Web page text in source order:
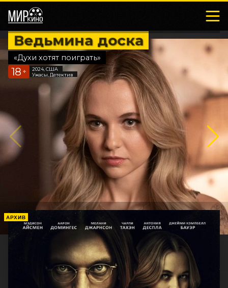
Ведьмина доска
«Духи хотят поиграть»
18 +
2024, США
Ужасы, Детектив
АРХИВ